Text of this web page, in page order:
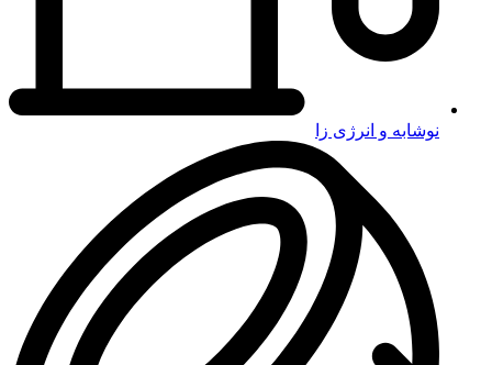
نوشابه و انرژی زا